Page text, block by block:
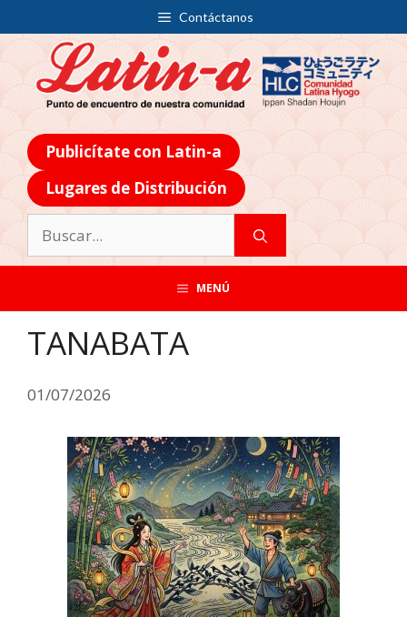
Contáctanos
Publicítate con Latin-a
Lugares de Distribución
MENÚ
TANABATA
01/07/2026